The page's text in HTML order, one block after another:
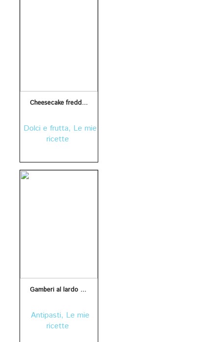
Cheesecake fredda al cioccolato con frollino proteico e latte di soia
Dolci e frutta, Le mie
ricette
Gamberi al lardo di Colonnata ,arancia gocce di balsamico e misticanza: un antipasto facile da fare.
Antipasti, Le mie
ricette